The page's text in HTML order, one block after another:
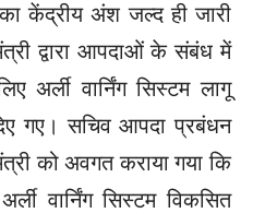
केंद्रीय अंश जल्द ही जारी
द्वारा आपदाओं के संबंध में
अर्ली वार्निंग सिस्टम लागू
गए। सचिव आपदा प्रबंधन
को अवगत कराया गया कि
वार्निंग सिस्टम विकसित